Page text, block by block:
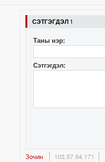
СЭТГЭГДЭЛ 1
Таны нэр:
Сэтгэгдэл:
Зочин 103.57.94.171